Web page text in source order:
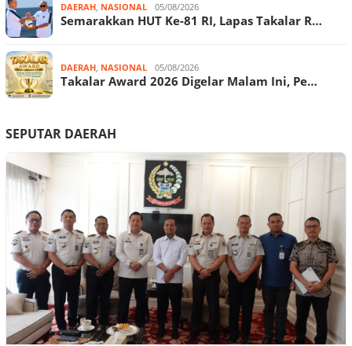
DAERAH, NASIONAL 05/08/2026
Semarakkan HUT Ke-81 RI, Lapas Takalar R…
DAERAH, NASIONAL 05/08/2026
Takalar Award 2026 Digelar Malam Ini, Pe…
SEPUTAR DAERAH